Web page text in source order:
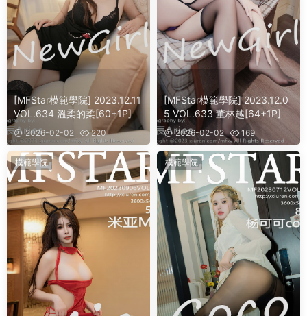
[MFStar模範學院] 2023.12.11
VOL.634 溫柔的柔[60+1P]
2026-02-02 220
[MFStar模範學院] 2023.12.0
5 VOL.633 董林越[64+1P]
2026-02-02 169
模範學院 模範學院